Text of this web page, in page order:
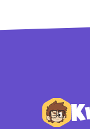
Podnožje